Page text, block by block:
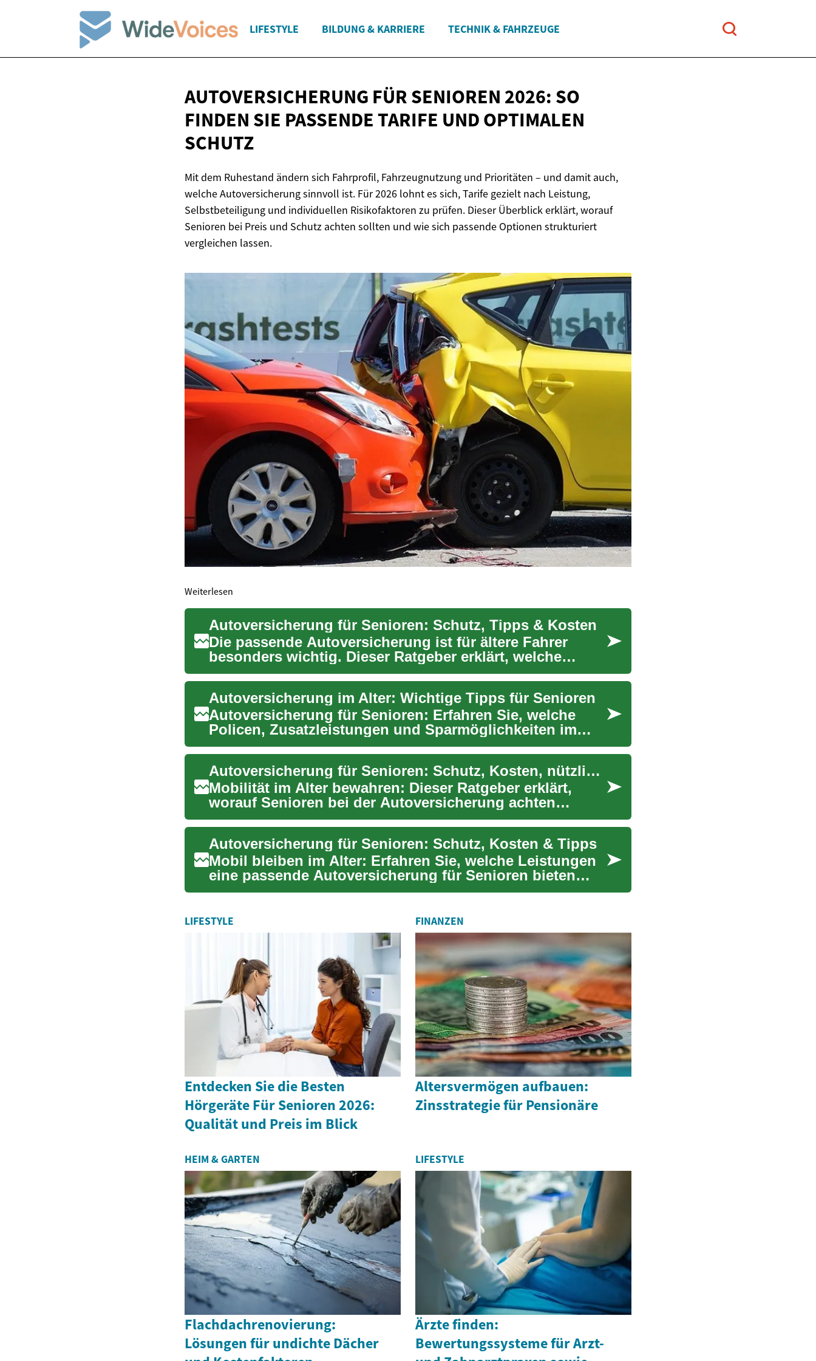
LIFESTYLE BILDUNG & KARRIERE TECHNIK & FAHRZEUGE
AUTOVERSICHERUNG FÜR SENIOREN 2026: SO
FINDEN SIE PASSENDE TARIFE UND OPTIMALEN
SCHUTZ
Mit dem Ruhestand ändern sich Fahrprofil, Fahrzeugnutzung und Prioritäten – und damit auch,
welche Autoversicherung sinnvoll ist. Für 2026 lohnt es sich, Tarife gezielt nach Leistung,
Selbstbeteiligung und individuellen Risikofaktoren zu prüfen. Dieser Überblick erklärt, worauf
Senioren bei Preis und Schutz achten sollten und wie sich passende Optionen strukturiert
vergleichen lassen.
Weiterlesen
Autoversicherung für Senioren: Schutz, Tipps & Kosten
Die passende Autoversicherung ist für ältere Fahrer
besonders wichtig. Dieser Ratgeber erklärt, welche
Leistungen Sen...
Autoversicherung im Alter: Wichtige Tipps für Senioren
Autoversicherung für Senioren: Erfahren Sie, welche
Policen, Zusatzleistungen und Sparmöglichkeiten im
Alter wirklich...
Autoversicherung für Senioren: Schutz, Kosten, nützliche Tipps
Mobilität im Alter bewahren: Dieser Ratgeber erklärt,
worauf Senioren bei der Autoversicherung achten
sollten. Er beh...
Autoversicherung für Senioren: Schutz, Kosten & Tipps
Mobil bleiben im Alter: Erfahren Sie, welche Leistungen
eine passende Autoversicherung für Senioren bieten
sollte, wi...
LIFESTYLE
Entdecken Sie die Besten
Hörgeräte Für Senioren 2026:
Qualität und Preis im Blick
FINANZEN
Altersvermögen aufbauen:
Zinsstrategie für Pensionäre
HEIM & GARTEN
Flachdachrenovierung:
Lösungen für undichte Dächer
LIFESTYLE
Ärzte finden:
Bewertungssysteme für Arzt-